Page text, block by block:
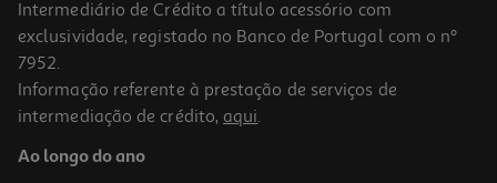
Intermediário de Crédito a título acessório com
exclusividade, registado no Banco de Portugal com o nº
7952.
Informação referente à prestação de serviços de
intermediação de crédito, aqui.
Ao longo do ano